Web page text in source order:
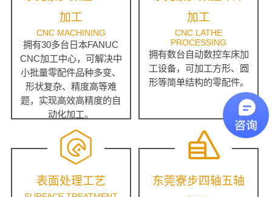
加工
CNC MACHINING
拥有30多台日本FANUC
CNC加工中心，可解决中
小批量零配件品种多变、
形状复杂、精度高等难
题，实现高效高精度的自
动化加工。
加工
CNC LATHE
PROCESSING
拥有数台自动数控车床加
工设备，可加工方形、圆
形等简单结构的零配件。
表面处理工艺
东莞寮步四轴五轴